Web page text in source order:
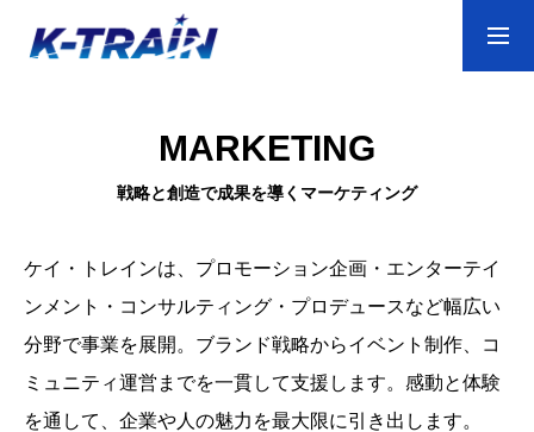
SERVICE
NEWS
MARKETING
戦略と創造で成果を導くマーケティング
ケイ・トレインは、プロモーション企画・エンターテイ
ンメント・コンサルティング・プロデュースなど幅広い
分野で事業を展開。ブランド戦略からイベント制作、コ
ミュニティ運営までを一貫して支援します。感動と体験
を通して、企業や人の魅力を最大限に引き出します。